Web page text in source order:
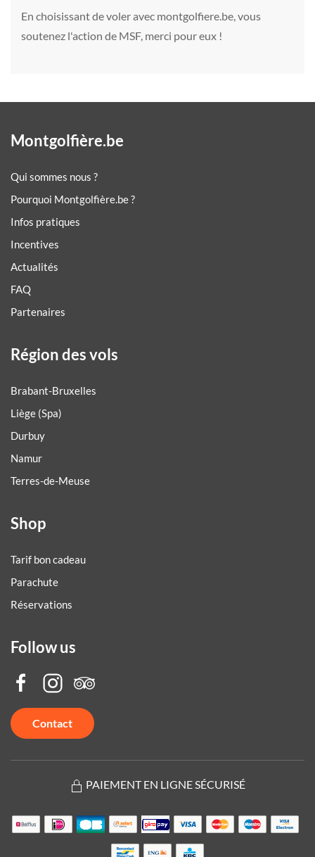
En choisissant de voler avec montgolfiere.be, vous
soutenez l'action de MSF, merci pour eux !
Montgolfière.be
Qui sommes nous ?
Pourquoi Montgolfière.be ?
Infos pratiques
Incentives
Actualités
FAQ
Partenaires
Région des vols
Brabant-Bruxelles
Liège (Spa)
Durbuy
Namur
Terres-de-Meuse
Shop
Tarif bon cadeau
Parachute
Réservations
Follow us
Contact
PAIEMENT EN LIGNE SÉCURISÉ